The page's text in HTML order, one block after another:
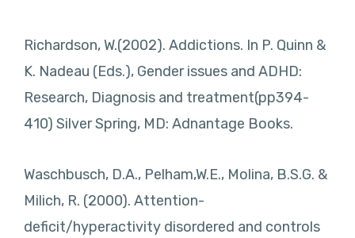
Richardson, W.(2002). Addictions. In P. Quinn &
K. Nadeau (Eds.), Gender issues and ADHD:
Research, Diagnosis and treatment(pp394-
410) Silver Spring, MD: Adnantage Books.
Waschbusch, D.A., Pelham,W.E., Molina, B.S.G. &
Milich, R. (2000). Attention-
deficit/hyperactivity disordered and controls